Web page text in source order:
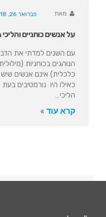
פברואר 26, 2018 מאת
על אנשים כוחניים והליכי
עם השנים למדתי את
הנוהגים בכוחניות
כלכלית) אינם אנשים
כאילו היו נורמטיבים
הליכי…
קרא עוד »